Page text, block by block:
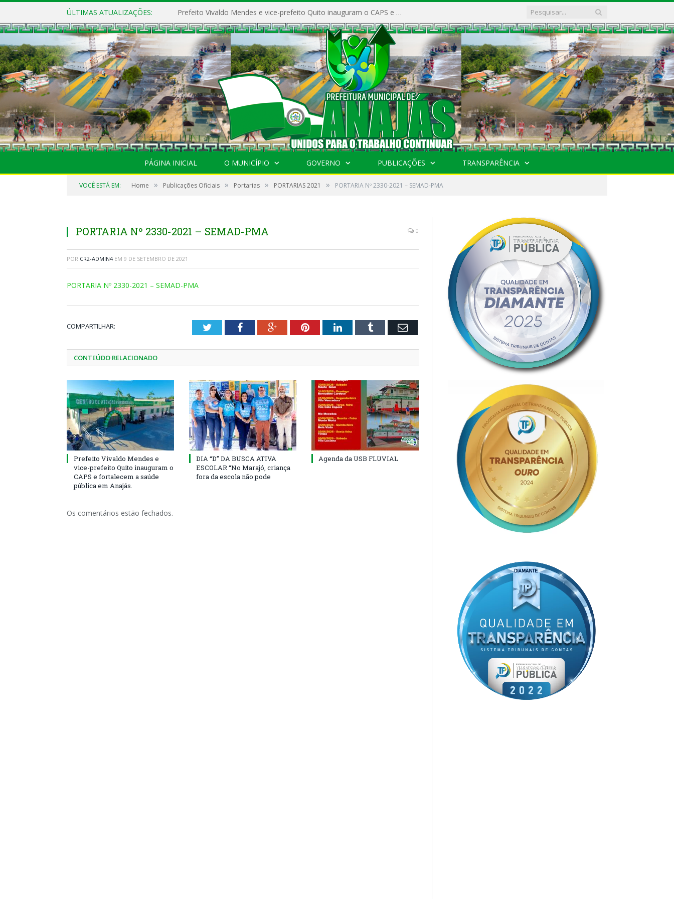
ÚLTIMAS ATUALIZAÇÕES: Prefeito Vivaldo Mendes e vice-prefeito Quito inauguram o CAPS e fortalecem a saúde pública em Anajás.
PÁGINA INICIAL O MUNICÍPIO GOVERNO PUBLICAÇÕES TRANSPARÊNCIA
VOCÊ ESTÁ EM: Home » Publicações Oficiais » Portarias » PORTARIAS 2021 » PORTARIA Nº 2330-2021 – SEMAD-PMA
PORTARIA Nº 2330-2021 – SEMAD-PMA 0
POR CR2-ADMIN4 EM 9 DE SETEMBRO DE 2021
PORTARIA Nº 2330-2021 – SEMAD-PMA
COMPARTILHAR: TwitterFacebookGoogle+PinterestLinkedInTumblr Email
CONTEÚDO RELACIONADO
Prefeito Vivaldo Mendes e
vice-prefeito Quito inauguram o
CAPS e fortalecem a saúde
pública em Anajás.
DIA “D” DA BUSCA ATIVA
ESCOLAR “No Marajó, criança
fora da escola não pode
Agenda da USB FLUVIAL
Os comentários estão fechados.